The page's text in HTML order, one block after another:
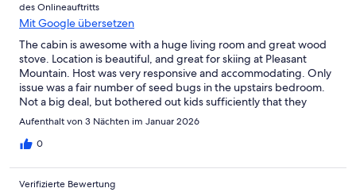
des Onlineauftritts
Mit Google übersetzen
The cabin is awesome with a huge living room and great wood
stove. Location is beautiful, and great for skiing at Pleasant
Mountain. Host was very responsive and accommodating. Only
issue was a fair number of seed bugs in the upstairs bedroom.
Not a big deal, but bothered out kids sufficiently that they
wouldn't sleep there. Probably just needs a quick visit from the
Aufenthalt von 3 Nächten im Januar 2026
0
Verifizierte Bewertung